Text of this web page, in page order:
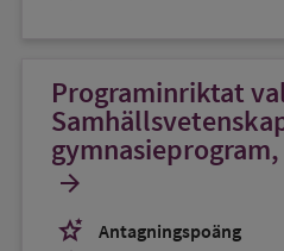
Programinriktat
arrow_forward
stars_2
Antagningspoäng